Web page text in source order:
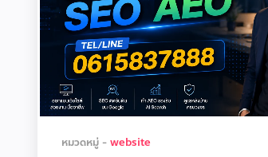
หมวดหมู่ - website